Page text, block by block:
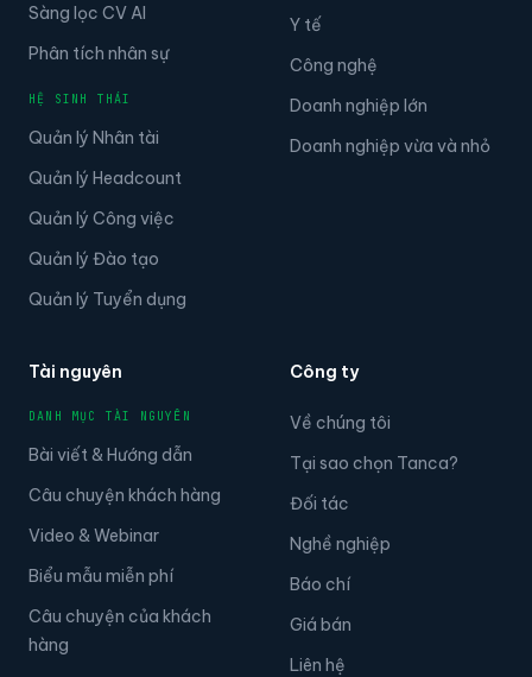
Sàng lọc CV AI
Phân tích nhân sự
HỆ SINH THÁI
Quản lý Nhân tài
Quản lý Headcount
Quản lý Công việc
Quản lý Đào tạo
Quản lý Tuyển dụng
Y tế
Công nghệ
Doanh nghiệp lớn
Doanh nghiệp vừa và nhỏ
Tài nguyên
DANH MỤC TÀI NGUYÊN
Bài viết & Hướng dẫn
Câu chuyện khách hàng
Video & Webinar
Biểu mẫu miễn phí
Câu chuyện của khách
hàng
Công ty
Về chúng tôi
Tại sao chọn Tanca?
Đối tác
Nghề nghiệp
Báo chí
Giá bán
Liên hệ